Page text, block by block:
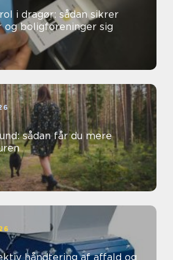
i dragør: sådan sikrer
og boligforeninger sig
sådan får du mere